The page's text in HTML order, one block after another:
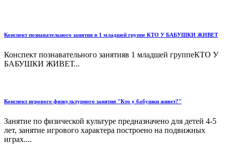
Конспект познавательного занятия в 1 младшей группе КТО У БАБУШКИ ЖИВЕТ
Конспект познавательного занятияв 1 младшей группеКТО У
БАБУШКИ ЖИВЕТ...
Конспект игрового физкультурного занятия "Кто у бабушки живет?"
Занятие по физической культуре предназначено для детей 4-5
лет, занятие игрового характера построено на подвижных
играх....